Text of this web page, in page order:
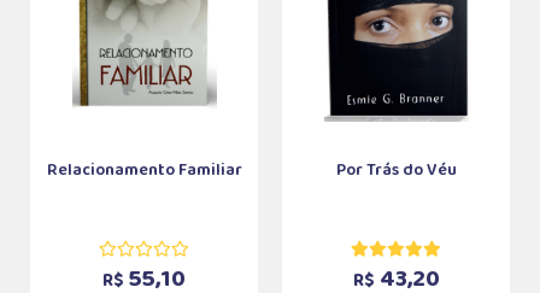
Relacionamento Familiar
R$ 55,10
Por Trás do Véu
R$ 43,20